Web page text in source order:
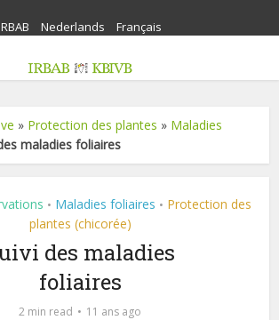
Nederlands Français
» Protection des plantes » Maladies
maladies foliaires
• Maladies foliaires • Protection des
plantes (chicorée)
des maladies
foliaires
2 min read 11 ans ago